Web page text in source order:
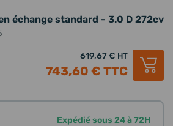
échange standard - 3.0 D 272cv
619,67 € HT
743,60 € TTC
Expédié sous 24 à 72H